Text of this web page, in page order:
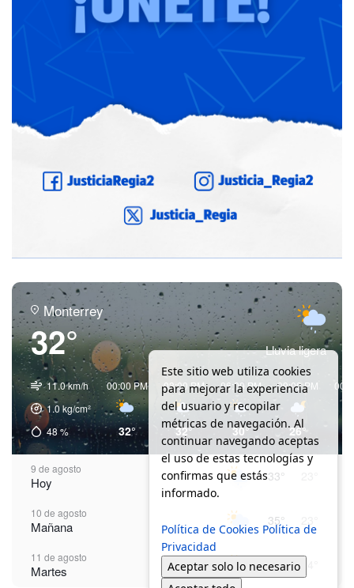
Monterrey
32° Lluvia ligera
11.0 km/h
1.0kg/cm²
48%
00:00 PM
32°
03:00 PM
32°
06:00 PM
30°
09:00 PM
26°
9 de agosto
Hoy 33°
10 de agosto
Mañana 35°
11 de agosto
Martes 35°
Este sitio web utiliza cookies
para mejorar la experiencia
del usuario y recopilar
métricas de navegación. Al
continuar navegando aceptas
el uso de estas tecnologías y
confirmas que estás
informado.
Política de Cookies Política de
Privacidad
Aceptar solo lo necesario